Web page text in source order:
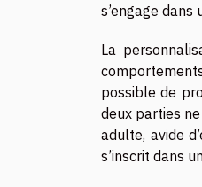
s’engage dans
La
possible de
deux parties
adulte, avide
s’inscrit dans